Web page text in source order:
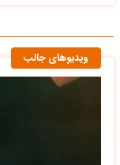
ویدیوهای جالب